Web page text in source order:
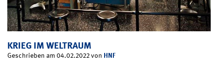
KRIEG IM WELTRAUM
Geschrieben am 04.02.2022 von HNF